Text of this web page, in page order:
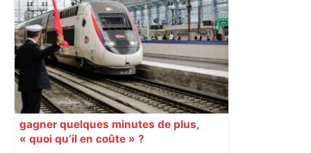
métro achevé – Le Moniteur
gagner quelques minutes de plus,
« quoi qu’il en coûte » ?